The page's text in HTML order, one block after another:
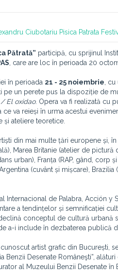
Ciubotariu Pisica Patrata
Pătrată” participă, cu sprijinul
, care are loc în perioada 20
în perioada 21 - 25 noiembrie ,
pe un perete pus la dispoziție de
El oxidao. Opera va fi realizată cu
va reieși în urma acestui
și ateliere teoretice.
din mai multe țări europene și,
Marea Britanie (atelier de
urban), Franța (RAP, gând, corp
(cuvânt și mișcare),
Internacional de Palabra, Acción
a tendințelor și semnificației
conceptul de cultură urbană
a-i include în dezbaterea publică
cunoscut artist grafic din București,
Benzii Desenate Româneşti”,
al Muzeului Benzii Desenate